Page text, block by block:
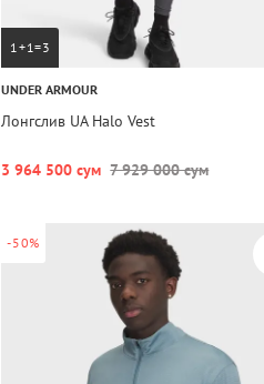
1+1=3
UNDER ARMOUR
Лонгслив UA Halo Vest
3 964 500 сум 7 929 000 сум
-50%